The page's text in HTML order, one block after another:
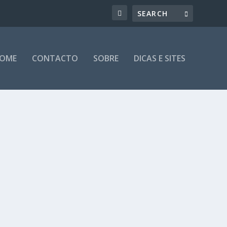
CONTACTO SOBRE DICAS E SITES